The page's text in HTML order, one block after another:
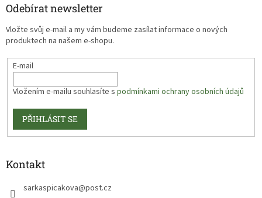
Odebírat newsletter
Vložte svůj e-mail a my vám budeme zasílat informace o nových
produktech na našem e-shopu.
E-mail
Vložením e-mailu souhlasíte s podmínkami ochrany osobních údajů
PŘIHLÁSIT SE
Kontakt
sarkaspicakova@post.cz